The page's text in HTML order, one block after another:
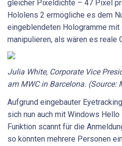
gleicher Pixeldichte – 47 Pixel
Hololens 2 ermögliche es dem
eingeblendeten Hologramme mit
manipulieren, als wären es reale
Julia White, Corporate Vice
am MWC in Barcelona. (Source:
Aufgrund eingebauter
sich nun auch mit Windows
Funktion scannt für die
so könnten mehrere Personen